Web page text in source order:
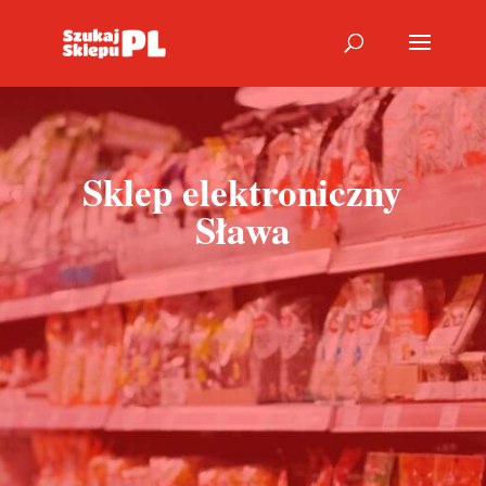
Sklep elektroniczny
Sława